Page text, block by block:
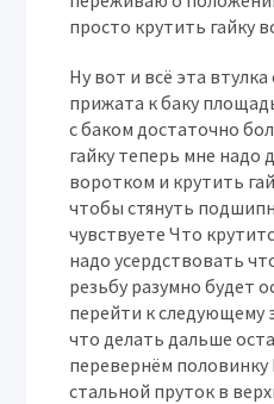
просто крутить гайку
Ну вот и всё эта
прижата к баку
с баком достаточно
гайку теперь мне надо
воротком и крутить
чтобы стянуть
чувствуете Что
надо усердствовать
резьбу разумно будет
перейти к следующему
что делать дальше
перевернём половинку
стальной пруток в